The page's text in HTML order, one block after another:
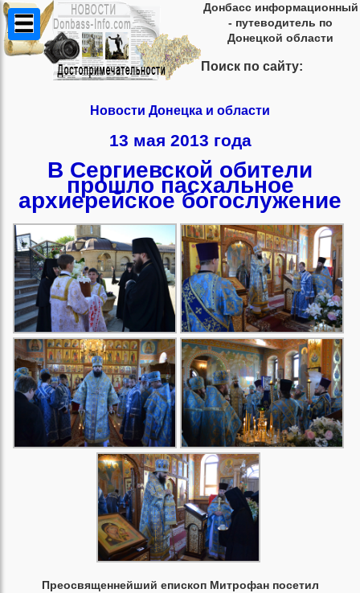
Донбасс информационный
- путеводитель по
Донецкой области
Поиск по сайту:
Новости Донецка и области
13 мая 2013 года
В Сергиевской обители
прошло пасхальное
архиерейское богослужение
Преосвященнейший епископ Митрофан посетил